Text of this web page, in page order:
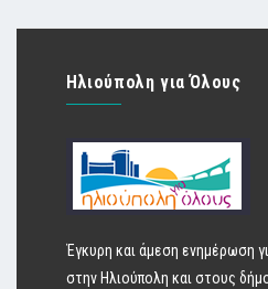
Ηλιούπολη για Όλους
Έγκυρη και άμεση ενημέρωση
στην Ηλιούπολη και στους